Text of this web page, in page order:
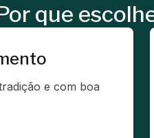
que
e com boa